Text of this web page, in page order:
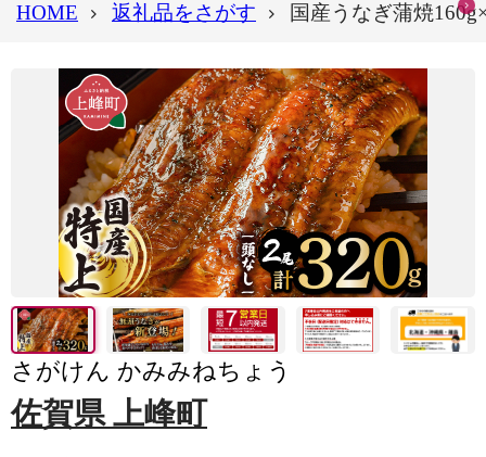
HOME 返礼品をさがす 国産うなぎ蒲焼
さがけん かみみねちょう
佐賀県 上峰町